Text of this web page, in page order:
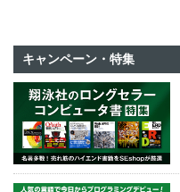
キャンペーン・特集